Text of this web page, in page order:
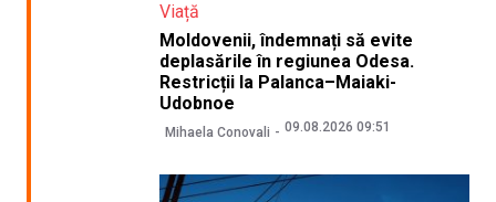
Viață
Moldovenii, îndemnați să evite
deplasările în regiunea Odesa.
Restricții la Palanca–Maiaki-
Udobnoe
Mihaela Conovali 09.08.2026 09:51